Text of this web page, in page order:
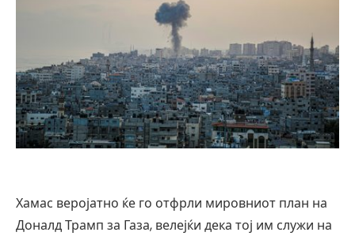
Хамас веројатно ќе го отфрли мировниот план на
Доналд Трамп за Газа, велејќи дека тој им служи на